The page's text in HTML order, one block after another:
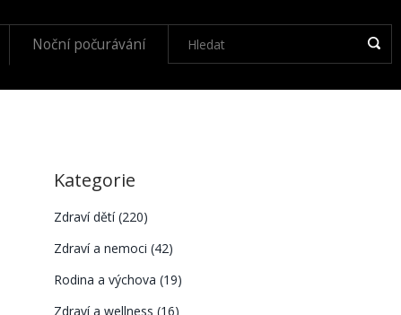
Noční počurávání
Kategorie
Zdraví dětí(220)
Zdraví a nemoci (42)
Rodina a výchova (19)
Zdraví a wellness (16)